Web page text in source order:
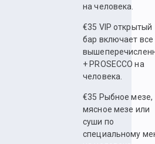
на человека.
€35 VIP открытый
бар включает все
+ PROSECCO на
человека.
€35 Рыбное мезе,
мясное мезе или
суши по
специальному